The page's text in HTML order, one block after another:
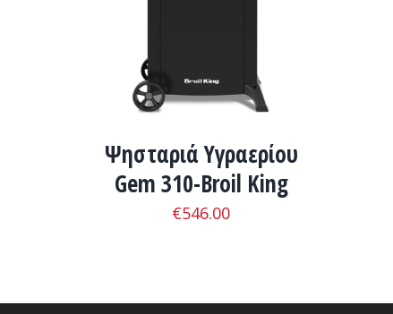
Ψησταριά Υγραερίου
Gem 310-Broil King
€546.00